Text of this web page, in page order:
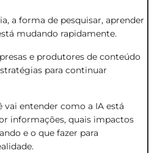
a forma de pesquisar, aprender
mudando rapidamente.
e produtores de conteúdo
para continuar
vai entender como a IA está
informações, quais impactos
e o que fazer para